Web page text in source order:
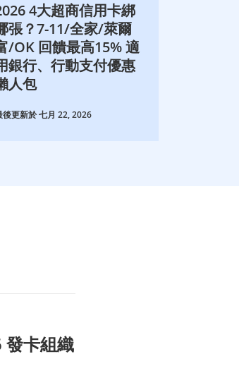
4大超商信用卡綁
張？7-11/全家/萊爾
/OK 回饋最高15% 適
銀行、行動支付優惠
人包
後更新於 七月 22, 2026
發卡組織